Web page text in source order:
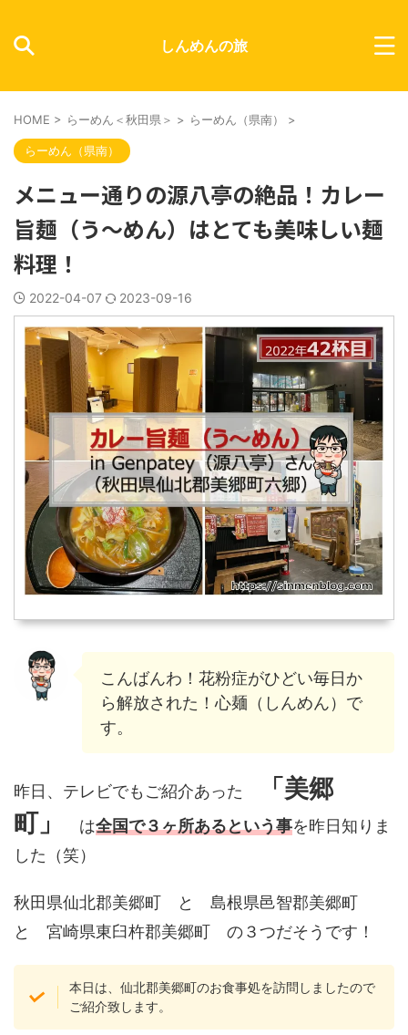
しんめんの旅
HOME > らーめん＜秋田県＞ > らーめん（県南） >
らーめん（県南）
メニュー通りの源八亭の絶品！カレー
旨麺（う〜めん）はとても美味しい麺
料理！
2022-04-07 2023-09-16
こんばんわ！花粉症がひどい毎日か
ら解放された！心麺（しんめん）で
す。
昨日、テレビでもご紹介あった
「美郷
町」
は全国で３ヶ所あるという事を昨日知りま
した（笑）
秋田県仙北郡美郷町 と 島根県邑智郡美郷町
と 宮崎県東臼杵郡美郷町 の３つだそうです！
本日は、仙北郡美郷町のお食事処を訪問しましたので
ご紹介致します。